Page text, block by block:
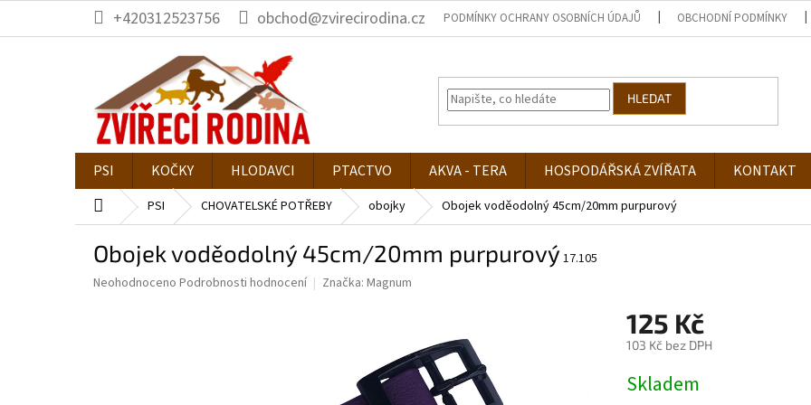
obsah
+420312523756 obchod@zvirecirodina.cz PODMÍNKY OCHRANY OSOBNÍCH ÚDAJŮ OBCHODNÍ PODMÍNKY
HLEDAT
PSI KOČKY HLODAVCI PTACTVO AKVA - TERA HOSPODÁŘSKÁ ZVÍŘATA KONTAKT
Domů PSI CHOVATELSKÉ POTŘEBY obojky Obojek voděodolný 45cm/20mm purpurový
Obojek voděodolný 45cm/20mm purpurový 17.105
Průměrné
Neohodnoceno Podrobnosti hodnocení Značka: Magnum
125 Kč
103 Kč bez DPH
cena:
Skladem